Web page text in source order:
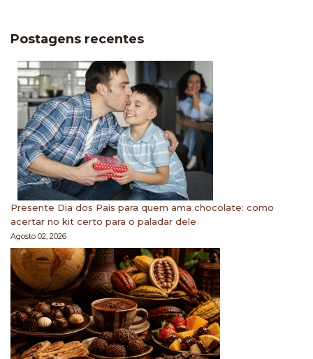
Postagens recentes
Presente Dia dos Pais para quem ama chocolate: como
acertar no kit certo para o paladar dele
Agosto 02, 2026